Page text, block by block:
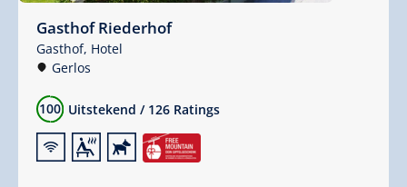
Gasthof Riederhof
Gasthof, Hotel
Gerlos
100 Uitstekend / 126 Ratings
🜉🗔🔮